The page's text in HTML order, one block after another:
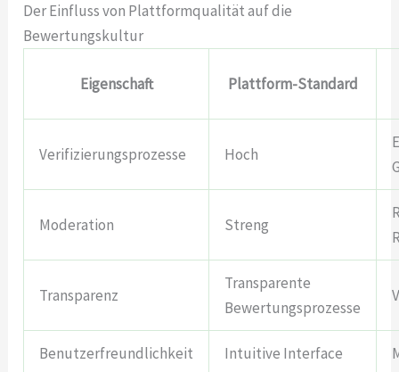
Der Einfluss von Plattformqualität auf die
Bewertungskultur
Eigenschaft Plattform-Standard
Verifizierungsprozesse Hoch
Moderation Streng
Transparenz
Transparente
Bewertungsprozesse
Benutzerfreundlichkeit Intuitive Interface